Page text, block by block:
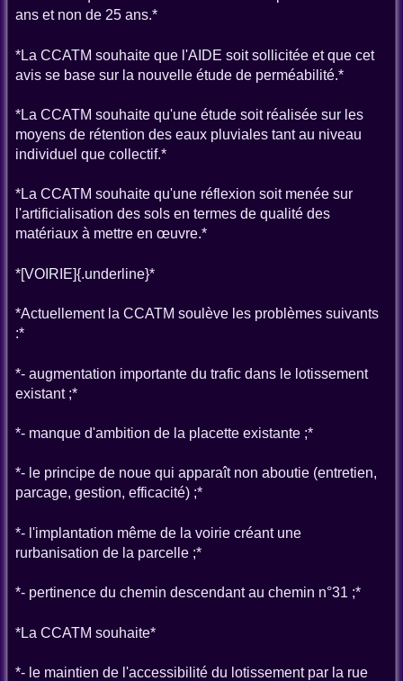
ans et non de 25 ans.*
*La CCATM souhaite que l'AIDE soit sollicitée et que cet
avis se base sur la nouvelle étude de perméabilité.*
*La CCATM souhaite qu'une étude soit réalisée sur les
moyens de rétention des eaux pluviales tant au niveau
individuel que collectif.*
*La CCATM souhaite qu'une réflexion soit menée sur
l'artificialisation des sols en termes de qualité des
matériaux à mettre en œuvre.*
*[VOIRIE]{.underline}*
*Actuellement la CCATM soulève les problèmes suivants
:*
*- augmentation importante du trafic dans le lotissement
existant ;*
*- manque d'ambition de la placette existante ;*
*- le principe de noue qui apparaît non aboutie (entretien,
parcage, gestion, efficacité) ;*
*- l'implantation même de la voirie créant une
rurbanisation de la parcelle ;*
*- pertinence du chemin descendant au chemin n°31 ;*
*La CCATM souhaite*
*- le maintien de l'accessibilité du lotissement par la rue